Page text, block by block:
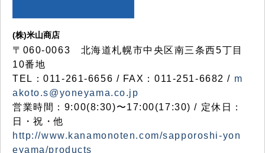
(株)米山商店
〒060-0063 北海道札幌市中央区南三条西5丁目
10番地
TEL：011-261-6656 / FAX：011-251-6682 / m
akoto.s@yoneyama.co.jp
営業時間：9:00(8:30)〜17:00(17:30) / 定休日：
日・祝・他
http://www.kanamonoten.com/sapporoshi-yon
eyama/products